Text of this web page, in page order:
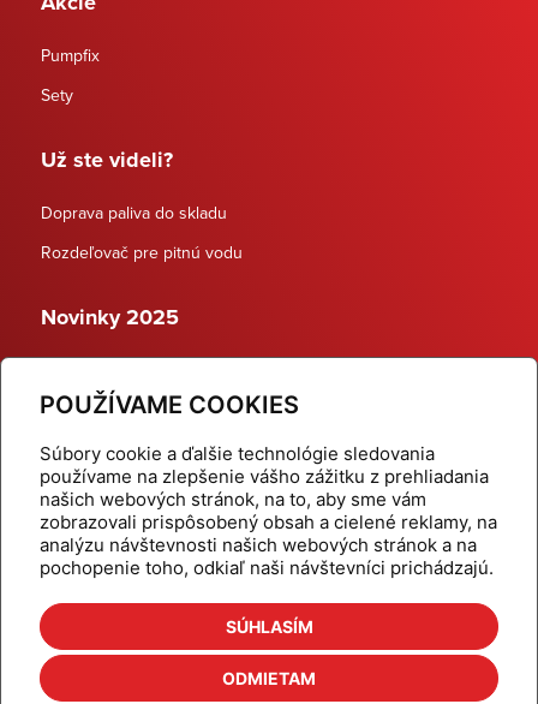
POUŽÍVAME COOKIES
Súbory cookie a ďalšie technológie sledovania
používame na zlepšenie vášho zážitku z prehliadania
našich webových stránok, na to, aby sme vám
zobrazovali prispôsobený obsah a cielené reklamy, na
analýzu návštevnosti našich webových stránok a na
pochopenie toho, odkiaľ naši návštevníci prichádzajú.
SÚHLASÍM
ODMIETAM
Pumpfix
Sety
Už ste videli?
Doprava paliva do skladu
Rozdeľovač pre pitnú vodu
Novinky 2025
Dynamické termostatické ventily
Domov
Produkty
Aktuality
Odber šikovné tipy
Kalkulačky
Cenníky
Na stiahnutie
Referencie
Kontakt